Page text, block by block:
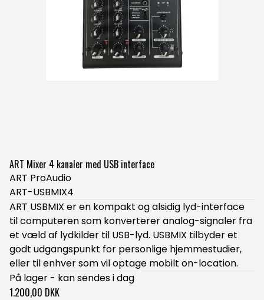
ART Mixer 4 kanaler med USB interface
ART ProAudio
ART-USBMIX4
ART USBMIX er en kompakt og alsidig lyd-interface
til computeren som konverterer analog-signaler fra
et væld af lydkilder til USB-lyd. USBMIX tilbyder et
godt udgangspunkt for personlige hjemmestudier,
eller til enhver som vil optage mobilt on-location.
På lager - kan sendes i dag
1.200,00 DKK